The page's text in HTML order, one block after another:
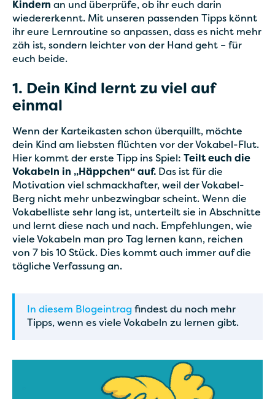
Kindern an und überprüfe, ob ihr euch darin
wiedererkennt. Mit unseren passenden Tipps könnt
ihr eure Lernroutine so anpassen, dass es nicht mehr
zäh ist, sondern leichter von der Hand geht – für
euch beide.
1. Dein Kind lernt zu viel auf
einmal
Wenn der Karteikasten schon überquillt, möchte
dein Kind am liebsten flüchten vor der Vokabel-Flut.
Hier kommt der erste Tipp ins Spiel: Teilt euch die
Vokabeln in „Häppchen“ auf. Das ist für die
Motivation viel schmackhafter, weil der Vokabel-
Berg nicht mehr unbezwingbar scheint. Wenn die
Vokabelliste sehr lang ist, unterteilt sie in Abschnitte
und lernt diese nach und nach. Empfehlungen, wie
viele Vokabeln man pro Tag lernen kann, reichen
von 7 bis 10 Stück. Dies kommt auch immer auf die
tägliche Verfassung an.
In diesem Blogeintrag findest du noch mehr
Tipps, wenn es viele Vokabeln zu lernen gibt.